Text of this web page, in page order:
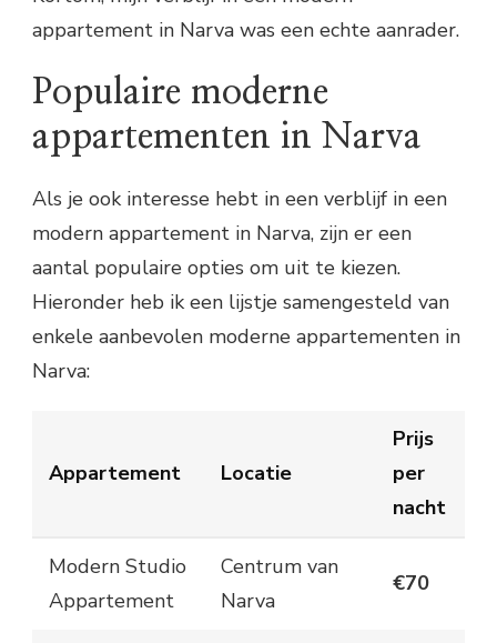
appartement in Narva was een echte aanrader.
Populaire moderne
appartementen in Narva
Als je ook interesse hebt in een verblijf in een
modern appartement in Narva, zijn er een
aantal populaire opties om uit te kiezen.
Hieronder heb ik een lijstje samengesteld van
enkele aanbevolen moderne appartementen in
Narva:
Appartement Locatie
Prijs
per
nacht
Modern Studio
Appartement
Centrum van
Narva
€70